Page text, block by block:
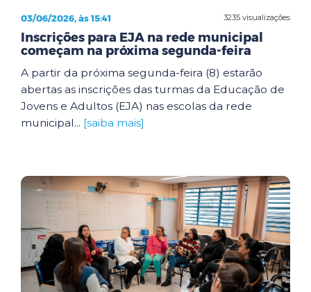
3235 visualizações
03/06/2026, às 15:41
Inscrições para EJA na rede municipal
começam na próxima segunda-feira
A partir da próxima segunda-feira (8) estarão
abertas as inscrições das turmas da Educação de
Jovens e Adultos (EJA) nas escolas da rede
municipal... [saiba mais]